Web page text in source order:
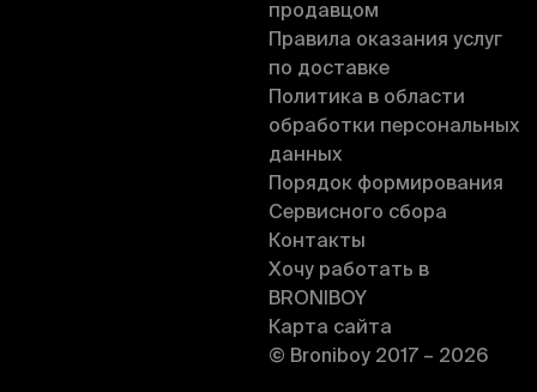
продавцом
Правила оказания услуг
по доставке
Политика в области
обработки персональных
данных
Порядок формирования
Сервисного сбора
Контакты
Хочу работать в
BRONIBOY
Карта сайта
© Broniboy 2017 – 2026